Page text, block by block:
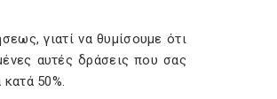
γιατί να θυμίσουμε ότι
αυτές δράσεις που σας
50%.